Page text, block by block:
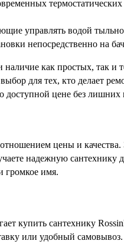
управлять водой
непосредственно на
как простых, так и
для тех, кто делает
цене без лишних
цены и
надежную сантехнику
громкое имя.
купить сантехнику
или удобный